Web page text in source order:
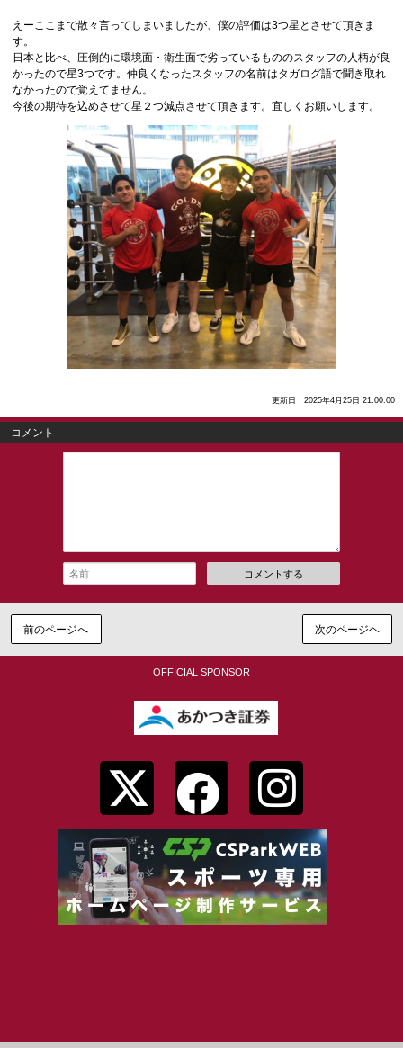
えーここまで散々言ってしまいましたが、僕の評価は3つ星とさせて頂きま
す。
日本と比べ、圧倒的に環境面・衛生面で劣っているもののスタッフの人柄が良
かったので星3つです。仲良くなったスタッフの名前はタガログ語で聞き取れ
なかったので覚えてません。
今後の期待を込めさせて星２つ減点させて頂きます。宜しくお願いします。
更新日：2025年4月25日 21:00:00
コメント
コメントする
前のページへ 次のページヘ
OFFICIAL SPONSOR